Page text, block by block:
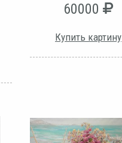
60000
Купить картину